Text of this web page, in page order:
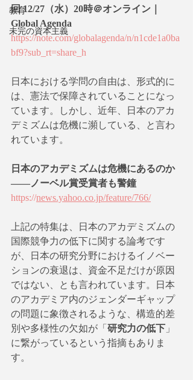
教育
未完の資本主義
回 12/27（水）20時＠オンライン｜
Global Agenda
https://note.com/globalagenda/n/n1cde1a0ba
bf9?sub_rt=share_h
日本における学問の自由は、形式的に
は、憲法で保障されていることになっ
ています。しかし、近年、日本のアカ
デミズムは危機に瀕している、と言わ
れています。
日本のアカデミズムは危機にあるのか
――ノーベル賞受賞者も警鐘
https://news.yahoo.co.jp/feature/766/
上記の特集は、日本のアカデミズムの
国際競争力の低下に関する論考です
が、日本の研究分野におけるイノベー
ションの衰退は、資金不足だけが原因
ではない、とも言われています。日本
のアカデミア内のジェンダーギャップ
の問題に象徴されるような、構造的差
別や多様性の欠如が「 研究力の低下 」
に繋がっているという指摘もありま
す。